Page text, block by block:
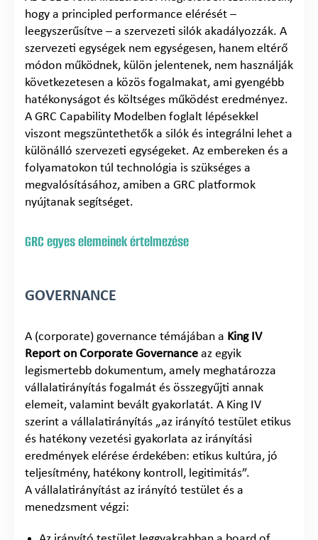
hogy a principled performance elérését –
leegyszerűsítve – a szervezeti silók akadályozzák. A
szervezeti egységek nem egységesen, hanem eltérő
módon működnek, külön jelentenek, nem használják
következetesen a közös fogalmakat, ami gyengébb
hatékonyságot és költséges működést eredményez.
A GRC Capability Modelben foglalt lépésekkel
viszont megszüntethetők a silók és integrálni lehet a
különálló szervezeti egységeket. Az embereken és a
folyamatokon túl technológia is szükséges a
megvalósításához, amiben a GRC platformok
nyújtanak segítséget.
GRC egyes elemeinek értelmezése
GOVERNANCE
A (corporate) governance témájában a King IV
Report on Corporate Governance az egyik
legismertebb dokumentum, amely meghatározza
vállalatirányítás fogalmát és összegyűjti annak
elemeit, valamint bevált gyakorlatát. A King IV
szerint a vállalatirányítás „az irányító testület etikus
és hatékony vezetési gyakorlata az irányítási
eredmények elérése érdekében: etikus kultúra, jó
teljesítmény, hatékony kontroll, legitimitás”.
A vállalatirányítást az irányító testület és a
menedzsment végzi: